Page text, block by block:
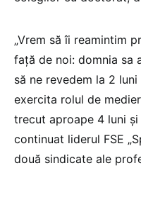
„Vrem să îi reamintim
față de noi: domnia sa
să ne revedem la 2
exercita rolul de
trecut aproape 4 luni și
continuat liderul FSE
două sindicate ale